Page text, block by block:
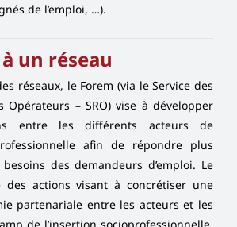
de l’emploi, …).
un réseau
réseaux, le Forem (via le Service des
Opérateurs – SRO) vise à développer
entre les différents acteurs de
afin de répondre plus
des demandeurs d’emploi. Le
des actions visant à concrétiser une
partenariale entre les acteurs et les